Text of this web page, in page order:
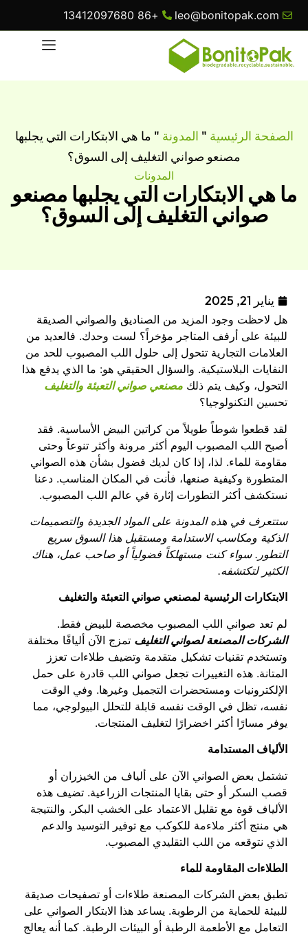
leo@bonitopak.com
+86 13412097680
الصفحة الرئيسية " المدونة " ما هي الابتكارات التي يجلبها
مصنعو صواني التغليف إلى السوق؟
المدونات
ما هي الابتكارات التي يجلبها مصنعو
صواني التغليف إلى السوق؟
يناير 21, 2025
هل لاحظت وجود المزيد من الصناديق والصواني الصديقة
للبيئة على أرفف المتاجر مؤخراً؟ لست وحدك. فالعديد من
العلامات التجارية تتحول إلى حلول اللب المصبوب للحد من
النفايات البلاستيكية. والسؤال الحقيقي هو: ما الذي يدفع هذا
التحول، وكيف يتم ذلك مصنعي صواني التعبئة والتغليف
تحسين التكنولوجيا؟
لقد قطعوا شوطاً طويلاً من كراتين البيض الأساسية. فقد
أصبح اللب المصبوب اليوم أكثر مرونة وأكثر تنوعاً وحتى
مقاومة للماء. لذا، إذا كان لديك فضول بشأن هذه الصواني
المتطورة وكيفية صنعها، فأنت في المكان المناسب. دعنا
نستكشف أكثر التطورات إثارة في عالم اللب المصبوب.
ستتعرف في هذه المدونة على المواد الجديدة والتصميمات
الذكية ومكاسب الاستدامة ومستقبل هذا السوق سريع
التطور. سواء كنت مستهلكاً فضولياً أو صاحب عمل، هناك
الكثير لتكتشفه.
الابتكارات الرئيسية لمصنعي صواني التعبئة والتغليف
لم تعد صواني اللب المصبوب مخصصة للبيض فقط.
الشركات المصنعة لصواني التغليف تمزج الآن أليافًا مختلفة
وتستخدم تقنيات تشكيل متقدمة وتضيف طلاءات تعزز
المتانة. هذه التغييرات تجعل صواني اللب قادرة على حمل
الإلكترونيات ومستحضرات التجميل وغيرها. وفي الوقت
نفسه، تظل في الوقت نفسه قابلة للتحلل البيولوجي، مما
يوفر مسارًا أكثر اخضرارًا لتغليف المنتجات.
الألياف المستدامة
تشتمل بعض الصواني الآن على ألياف من الخيزران أو
قصب السكر أو حتى بقايا المنتجات الزراعية. تضيف هذه
الألياف قوة مع تقليل الاعتماد على الخشب البكر. والنتيجة
هي منتج أكثر ملاءمة للكوكب مع توفير التوسيد والدعم
الذي نتوقعه من اللب التقليدي المصبوب.
الطلاءات المقاومة للماء
تطبق بعض الشركات المصنعة طلاءات أو تصفيحات صديقة
للبيئة للحماية من الرطوبة. يساعد هذا الابتكار الصواني على
التعامل مع الأطعمة الرطبة أو البيئات الرطبة. كما أنه يعالج